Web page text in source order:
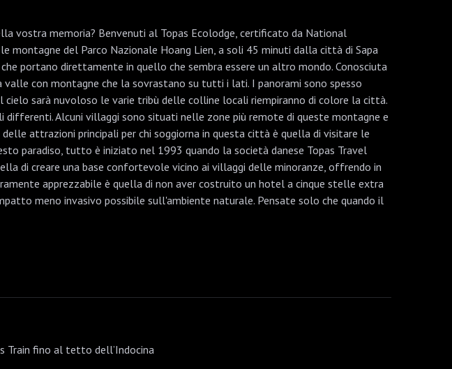
vostra memoria? Benvenuti al Topas Ecolodge, certificato da National
montagne del Parco Nazionale Hoang Lien, a soli 45 minuti dalla città di Sapa
portano direttamente in quello che sembra essere un altro mondo. Conosciuta
con montagne che la sovrastano su tutti i lati. I panorami sono spesso
sarà nuvoloso le varie tribù delle colline locali riempiranno di colore la città.
Alcuni villaggi sono situati nelle zone più remote di queste montagne e
attrazioni principali per chi soggiorna in questa città è quella di visitare le
paradiso, tutto è iniziato nel 1993 quando la società danese Topas Travel
di creare una base confortevole vicino ai villaggi delle minoranze, offrendo in
apprezzabile è quella di non aver costruito un hotel a cinque stelle extra
meno invasivo possibile sull'ambiente naturale. Pensate solo che quando il